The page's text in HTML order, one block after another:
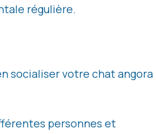
régulière.
socialiser votre chat angora
personnes et